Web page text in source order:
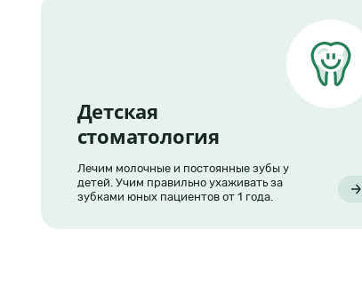
Детская
стоматология
Лечим молочные и постоянные зубы у
детей. Учим правильно ухаживать за
зубками юных пациентов от 1 года.